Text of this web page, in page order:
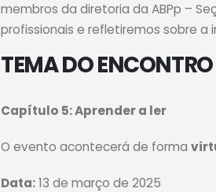
membros da diretoria da ABPp –
profissionais e refletiremos sobre
TEMA DO ENCONTRO
Capítulo 5: Aprender a ler
O evento acontecerá de forma
Data:13 de março de 2025